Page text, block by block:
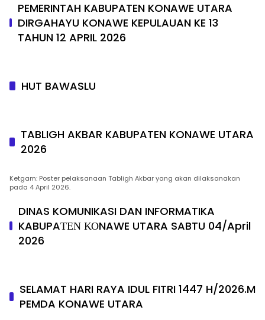
PEMERINTAH KABUPATEN KONAWE UTARA
DIRGAHAYU KONAWE KEPULAUAN KE 13
TAHUN 12 APRIL 2026
HUT BAWASLU
TABLIGH AKBAR KABUPATEN KONAWE UTARA
2026
Ketgam: Poster pelaksanaan Tabligh Akbar yang akan dilaksanakan
pada 4 April 2026.
DINAS KOMUNIKASI DAN INFORMATIKA
KABUPAΤΕΝ ΚΟNAWE UTARA SABTU 04/April
2026
SELAMAT HARI RAYA IDUL FITRI 1447 H/2026.M
PEMDA KONAWE UTARA